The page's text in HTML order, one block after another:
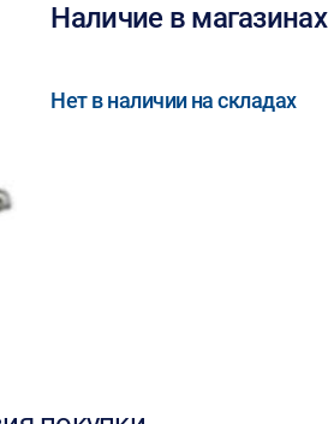
Наличие в магазинах
Нет в наличии на складах